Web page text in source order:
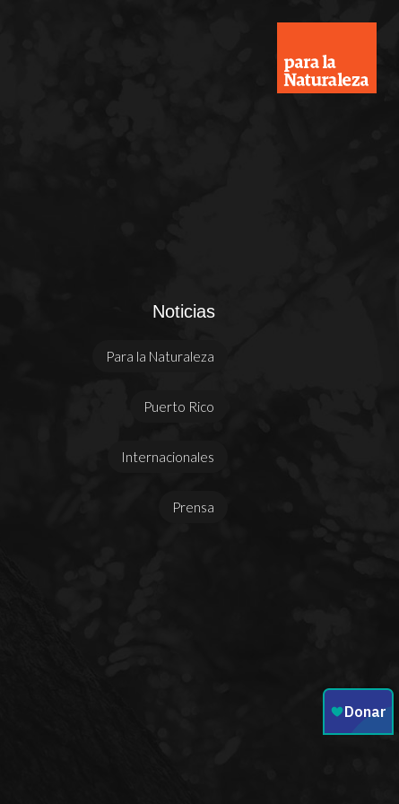
Noticias
Para la Naturaleza
Puerto Rico
Internacionales
Prensa